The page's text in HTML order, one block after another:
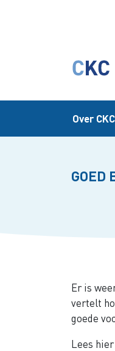
Over
GOED
Er is
vertelt
goede
Lees